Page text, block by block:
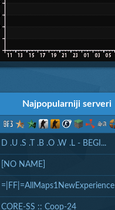
Najpopularniji serveri
D .U .S .T .B .O .W .L - BEGI...
[NO NAME]
=|FF|=AllMaps1NewExperience
CORE-SS :: Coop-24